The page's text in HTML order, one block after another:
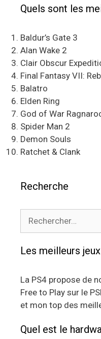
Quels sont les
Baldur’s Gate 3
Alan Wake 2
Clair Obscur
Final Fantasy VII:
Balatro
Elden Ring
God of War
Spider Man 2
Demon Souls
Ratchet & Clank
Recherche
Les meilleurs
La PS4 propose de
Free to Play sur le
et mon top des
Quel est le